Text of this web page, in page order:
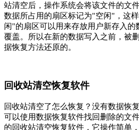
站清空后，操作系统会将该文件的文
数据所占用的扇区标记为"空闲"，这
闲"的扇区可以用来存放用户新存入的
覆盖。所以在新的数据写入之前，被
据恢复方法还原的。
回收站清空恢复软件
回收站清空了怎么恢复？没有数据恢
可以使用数据恢复软件找回删除的文
的回收站清空恢复软件，它操作简单